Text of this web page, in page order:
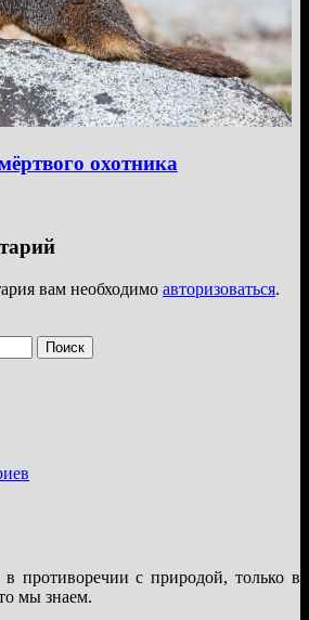
охотника
вам необходимо авторизоваться.
противоречии с природой, только в
мы знаем.